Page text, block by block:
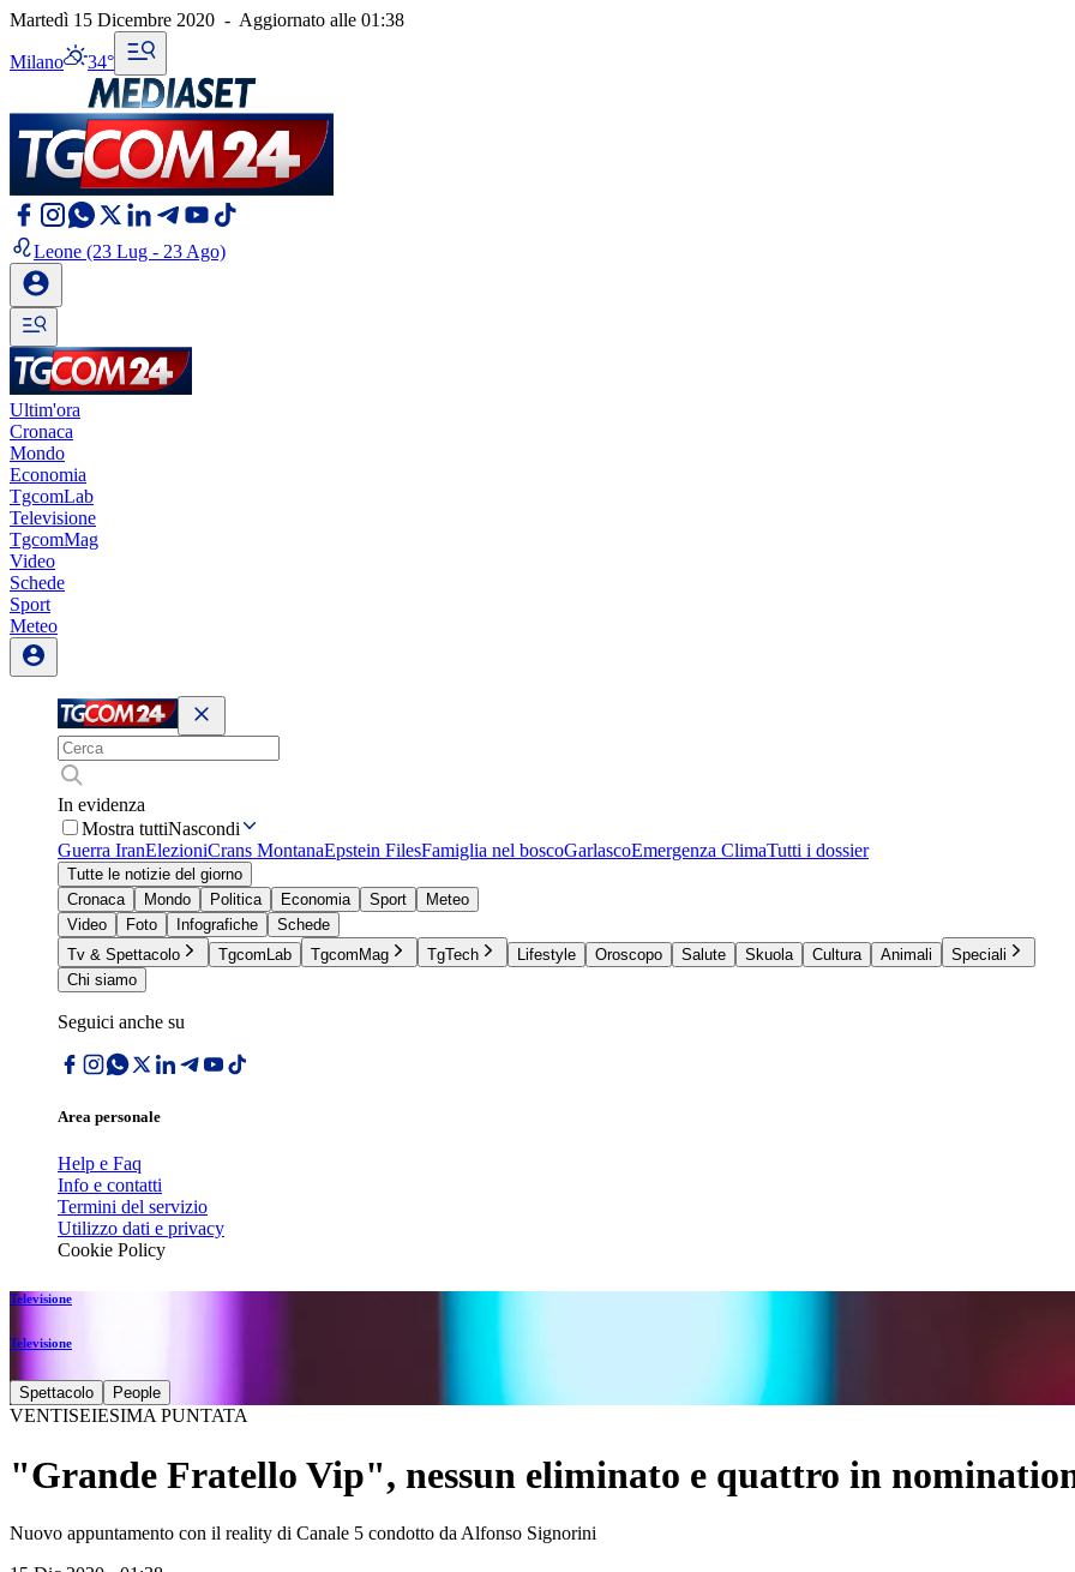
Martedì 15 Dicembre 2020 - Aggiornato alle 01:38
Milano 34°
Leone (23 Lug - 23 Ago)
Ultim'ora
Cronaca
Mondo
Economia
TgcomLab
Televisione
TgcomMag
Video
Schede
Sport
Meteo
In evidenza
Mostra tuttiNascondi
Guerra IranElezioniCrans MontanaEpstein FilesFamiglia nel boscoGarlascoEmergenza ClimaTutti i dossier
Tutte le notizie del giorno
Cronaca
Mondo Politica Economia Sport
Meteo
Video
Foto Infografiche
Schede
Tv & Spettacolo
TgcomLab TgcomMag TgTech Lifestyle Oroscopo Salute Skuola Cultura Animali
Speciali
Chi siamo
Seguici anche su
Area personale
Help e Faq
Info e contatti
Termini del servizio
Utilizzo dati e privacy
Cookie Policy
Televisione
Televisione
Spettacolo People
VENTISEIESIMA PUNTATA
"Grande Fratello Vip", nessun eliminato e quattro in
Nuovo appuntamento con il reality di Canale 5 condotto da Alfonso Signorini